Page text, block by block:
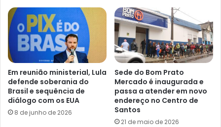
Em reunião ministerial, Lula
defende soberania do
Brasil e sequência de
diálogo com os EUA
8 de junho de 2026
Sede do Bom Prato
Mercado é inaugurada e
passa a atender em novo
endereço no Centro de
Santos
21 de maio de 2026